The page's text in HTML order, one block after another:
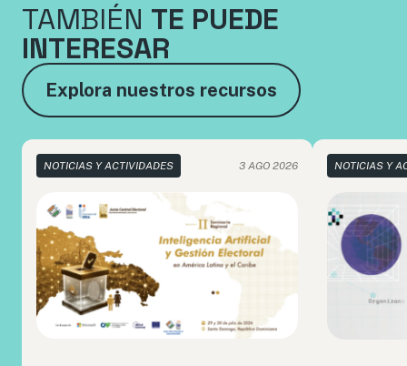
TAMBIÉN TE PUEDE
INTERESAR
Explora nuestros recursos
NOTICIAS Y ACTIVIDADES 3 AGO 2026 NOTICIAS Y